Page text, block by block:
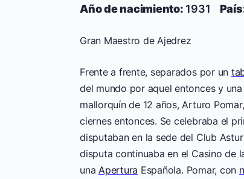
Año de nacimiento: 1931
Gran Maestro de Ajedrez
Frente a frente, separados por un
del mundo por aquel entonces y
mallorquín de 12 años, Arturo
ciernes entonces. Se celebraba el
disputaban en la sede del Club
disputa continuaba en el Casino de
una Apertura Española. Pomar, con